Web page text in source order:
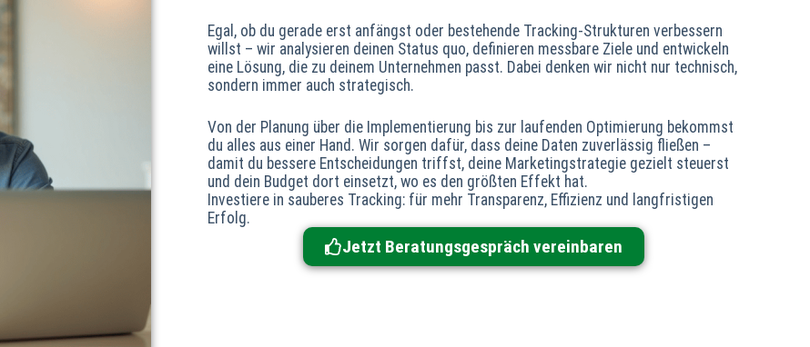
Wir können ihn wohlwollend weiterempfehlen!
Egal, ob du gerade erst anfängst oder bestehende Tracking-Strukturen verbessern
willst – wir analysieren deinen Status quo, definieren messbare Ziele und entwickeln
eine Lösung, die zu deinem Unternehmen passt. Dabei denken wir nicht nur technisch,
sondern immer auch strategisch.
Von der Planung über die Implementierung bis zur laufenden Optimierung bekommst
du alles aus einer Hand. Wir sorgen dafür, dass deine Daten zuverlässig fließen –
damit du bessere Entscheidungen triffst, deine Marketingstrategie gezielt steuerst
und dein Budget dort einsetzt, wo es den größten Effekt hat.
Investiere in sauberes Tracking: für mehr Transparenz, Effizienz und langfristigen
Erfolg.
Jetzt Beratungsgespräch vereinbaren